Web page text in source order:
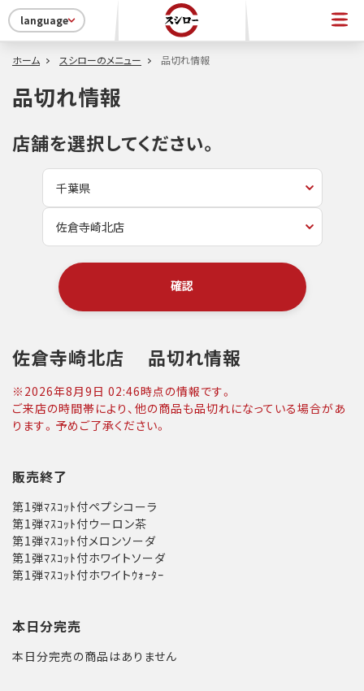
language
ホーム スシローのメニュー 品切れ情報
品切れ情報
店舗を選択してください。
確認
佐倉寺崎北店 品切れ情報
※ 2026年8月9日 02:46時点の情報です。
ご来店の時間帯により、他の商品も品切れになっている場合があ
ります。予めご了承ください。
販売終了
第1弾ﾏｽｺｯﾄ付ペプシコーラ
第1弾ﾏｽｺｯﾄ付ウーロン茶
第1弾ﾏｽｺｯﾄ付メロンソーダ
第1弾ﾏｽｺｯﾄ付ホワイトソーダ
第1弾ﾏｽｺｯﾄ付ホワイトｳｫｰﾀｰ
本日分完売
本日分完売の商品はありません